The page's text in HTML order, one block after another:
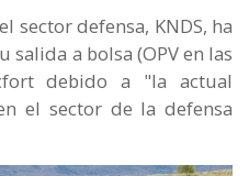
sector defensa, KNDS, ha
a bolsa (OPV en las
debido a "la actual
el sector de la defensa